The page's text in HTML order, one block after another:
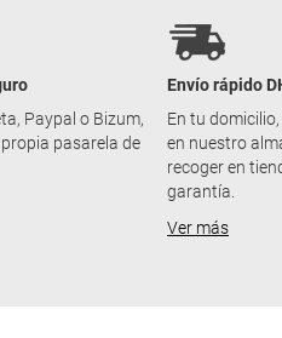
Paypal o Bizum,
pasarela de
Envío rápido
En tu
en nuestro
recoger en
garantía.
Ver más